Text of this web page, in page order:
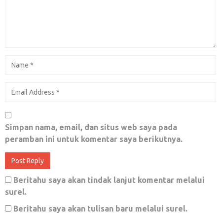
Simpan nama, email, dan situs web saya pada
peramban ini untuk komentar saya berikutnya.
Beritahu saya akan tindak lanjut komentar melalui
surel.
Beritahu saya akan tulisan baru melalui surel.